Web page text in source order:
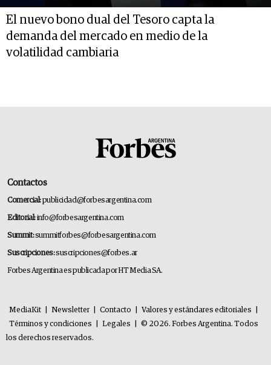
El nuevo bono dual del Tesoro capta la
demanda del mercado en medio de la
volatilidad cambiaria
Contactos
Comercial:publicidad@forbesargentina.com
Editorial:info@forbesargentina.com
Summit:summitforbes@forbesargentina.com
Suscripciones:suscripciones@forbes.ar
Forbes Argentina es publicada por HT Media SA.
MediaKit Newsletter Contacto Valores y estándares editoriales
Términos y condiciones
Legales
© 2026. Forbes Argentina. Todos
los derechos reservados.